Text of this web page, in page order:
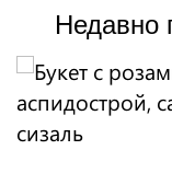
Недавно